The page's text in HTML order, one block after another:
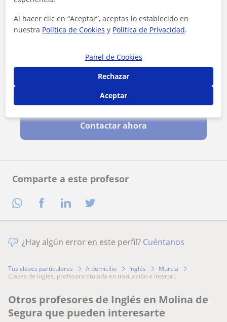
Comparte a este profesor
Al hacer clic, aceptas nuestroaviso legal
Contactar ahora
¿Hay algún error en este perfil? Cuéntanos
Tus clases particulares A domicilio Inglés
Murcia
clases de inglés, profesora titulada en traducción e interpr...
Otros profesores de Inglés en Molina de
Segura que pueden interesarte
Al hacer clic en “Aceptar”, aceptas lo establecido en
nuestra Política de Cookies y Política de Privacidad.
Panel de Cookies
Rechazar
Aceptar